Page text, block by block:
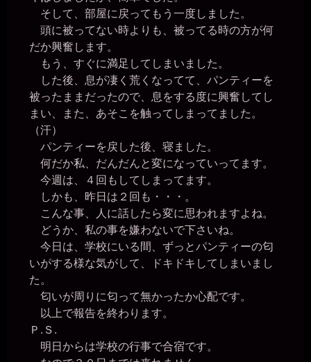
そして、部屋に戻ってもう一度しました。
頭に被ってない時よりも、被ってる時の方が何
だか興奮します。
もう、すぐに満足してしまいました。
した後、息が凄く荒くなってて、パンティーを
被ったままだったので、息をする度に興奮してし
まい、また、あそこを触ってしまってました。
（汗）
パンティーを戻した後、寝ました。
何だか私、だんだんと変になっていってます。
今週は、４回もしてしまってます。
しかも、昨日は２回も・・・。
こんな事、人に話したら変に思われますよね。
どうか、私の事を嫌わないで下さいね。
今日は、学校にいる間、ずっとパンティーの匂
いがする様な気がして、ドキドキしてしまいまし
た。
匂いが周りに匂って無かったか心配です。
以上で報告を終わります。
Ｐ.Ｓ.
明日からは学校の行事で合宿です。